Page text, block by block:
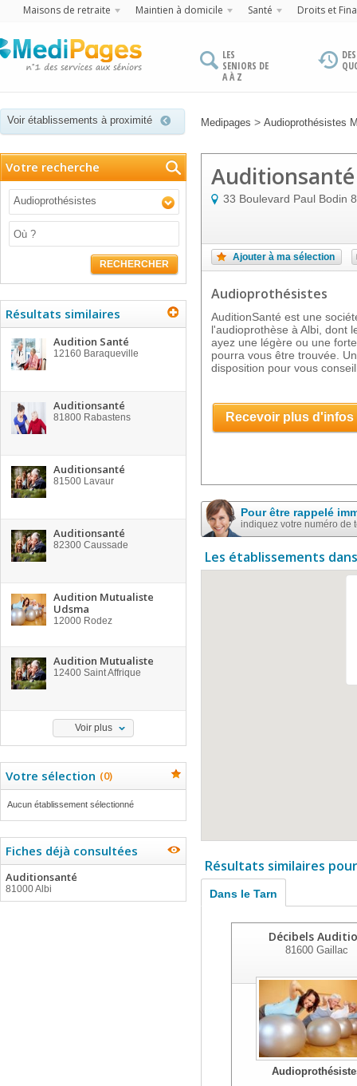
Maisons de retraite Maintien à domicile Santé Droits et
LES
SENIORS DE
A À Z
Voir établissements à proximité Medipages > Audioprothésistes
Votre recherche
Audioprothésistes
RECHERCHER
Résultats similaires
Audition Santé
12160 Baraqueville
Auditionsanté
81800 Rabastens
Auditionsanté
81500 Lavaur
Auditionsanté
82300 Caussade
Audition Mutualiste
Udsma
12000 Rodez
Audition Mutualiste
12400 Saint Affrique
Voir plus
Votre sélection (0)
Aucun établissement sélectionné
Fiches déjà consultées
Auditionsanté
81000 Albi
Auditionsanté
33 Boulevard Paul Bodin
Ajouter à ma sélection
Audioprothésistes
AuditionSanté est une
l'audioprothèse à Albi, dont
ayez une légère ou une
pourra vous être trouvée.
disposition pour vous
Recevoir plus d'infos
Pour être rappelé
indiquez votre numéro de
Les établissements
Résultats similaires
Dans le Tarn
Décibels
81600 Gaillac